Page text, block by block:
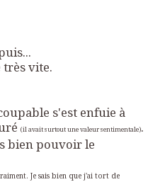
très vite.
s'est enfuie à
(il avait surtout une valeur sentimentale).
bien pouvoir le
Je sais bien que j'ai tort de